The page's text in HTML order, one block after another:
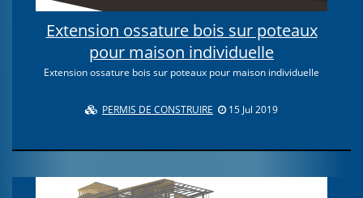
Extension ossature bois sur poteaux
pour maison individuelle
Extension ossature bois sur poteaux pour maison individuelle
PERMIS DE CONSTRUIRE 15 Jul 2019